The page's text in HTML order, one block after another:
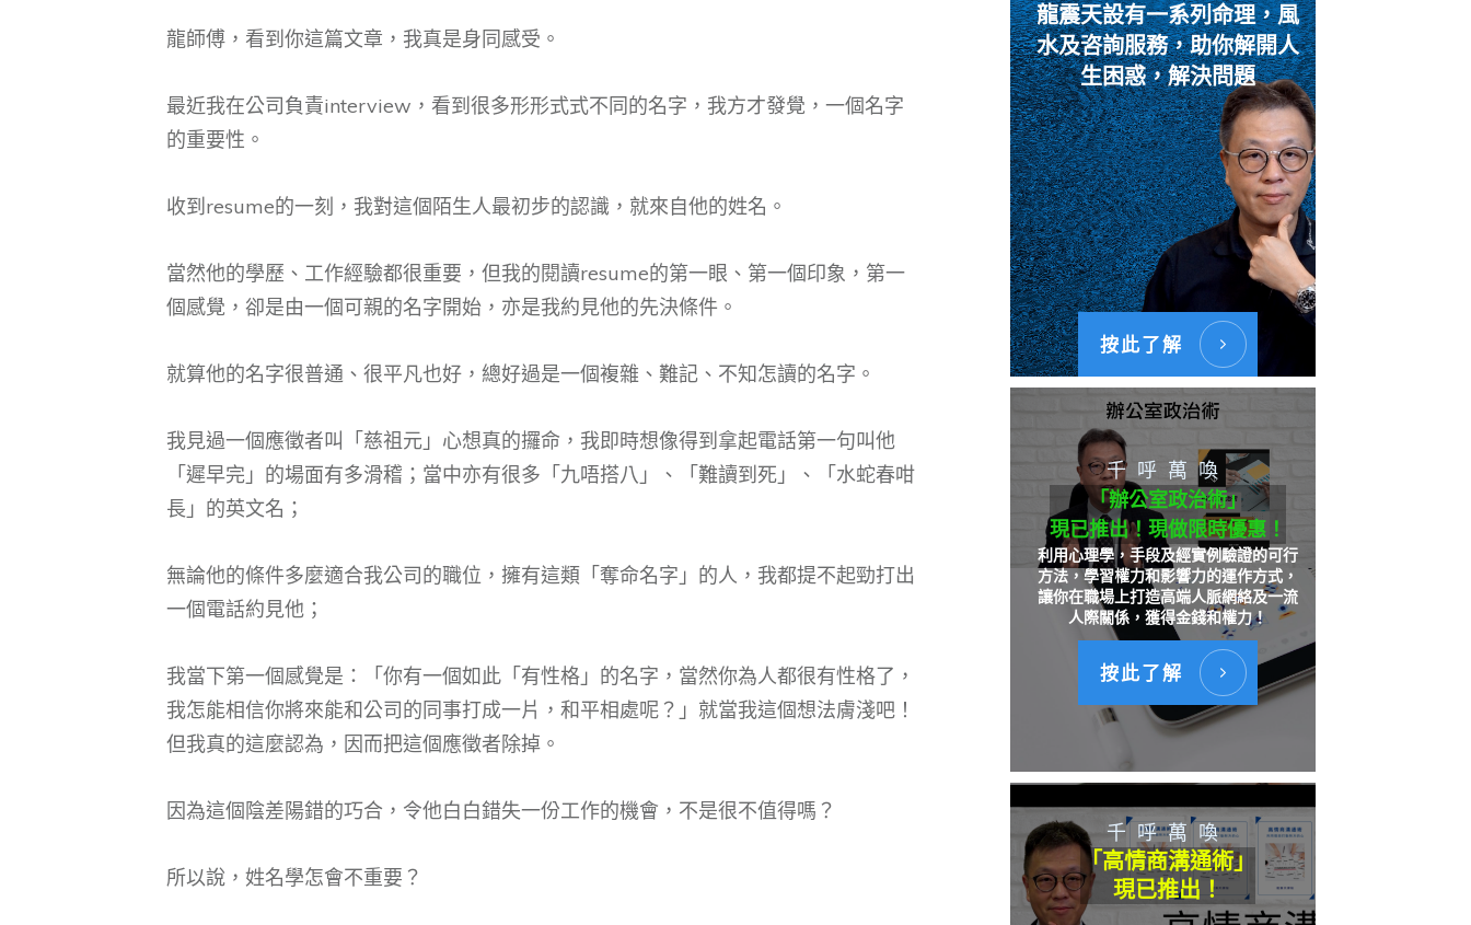
龍師傅，看到你這篇文章，我真是身同感受。
最近我在公司負責interview，看到很多形形式式不同的名字，我方才發覺，一個名字
的重要性。
收到resume的一刻，我對這個陌生人最初步的認識，就來自他的姓名。
當然他的學歷、工作經驗都很重要，但我的閱讀resume的第一眼、第一個印象，第一
個感覺，卻是由一個可親的名字開始，亦是我約見他的先決條件。
就算他的名字很普通、很平凡也好，總好過是一個複雜、難記、不知怎讀的名字。
我見過一個應徵者叫「慈祖元」心想真的攞命，我即時想像得到拿起電話第一句叫他
「遲早完」的場面有多滑稽；當中亦有很多「九唔搭八」、「難讀到死」、「水蛇春咁
長」的英文名；
無論他的條件多麼適合我公司的職位，擁有這類「奪命名字」的人，我都提不起勁打出
一個電話約見他；
我當下第一個感覺是：「你有一個如此「有性格」的名字，當然你為人都很有性格了，
我怎能相信你將來能和公司的同事打成一片，和平相處呢？」就當我這個想法膚淺吧！
但我真的這麼認為，因而把這個應徵者除掉。
因為這個陰差陽錯的巧合，令他白白錯失一份工作的機會，不是很不值得嗎？
所以說，姓名學怎會不重要？
龍震天設有一系列命理，風
水及咨詢服務，助你解開人
生困惑，解決問題
按此了解
千呼萬喚
「辦公室政治術」
現已推出！現做限時優惠！
利用心理學，手段及經實例驗證的可行
方法，學習權力和影響力的運作方式，
讓你在職場上打造高端人脈網絡及一流
人際關係，獲得金錢和權力！
按此了解
千呼萬喚
「高情商溝通術」
現已推出！